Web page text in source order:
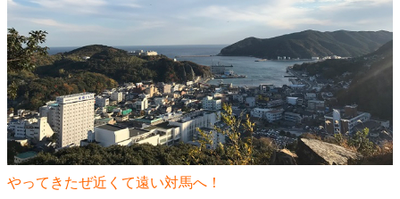
やってきたぜ近くて遠い対馬へ！